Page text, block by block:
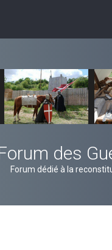
des
Forum dédié à la